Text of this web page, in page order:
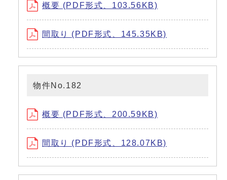
概要 (PDF形式、103.56KB)
間取り (PDF形式、145.35KB)
物件No.182
概要 (PDF形式、200.59KB)
間取り (PDF形式、128.07KB)